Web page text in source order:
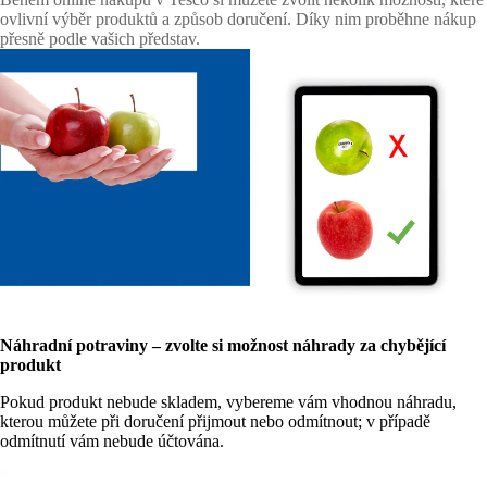
ovlivní výběr produktů a způsob doručení. Díky nim proběhne nákup
přesně podle vašich představ.
Náhradní potraviny – zvolte si možnost náhrady za chybějící
produkt
Pokud produkt nebude skladem, vybereme vám vhodnou náhradu,
kterou můžete při doručení přijmout nebo odmítnout; v případě
odmítnutí vám nebude účtována.